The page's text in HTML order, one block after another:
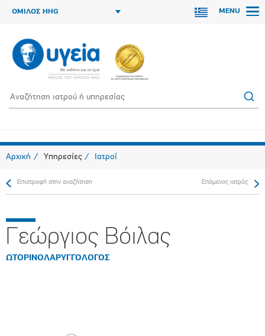
ΟΜΙΛΟΣ HHG MENU
Αρχική Υπηρεσίες Ιατροί
Επιστροφή στην αναζήτηση Επόμενος ιατρός
Γεώργιος Βόιλας
ΩΤΟΡΙΝΟΛΑΡΥΓΓΟΛΟΓΟΣ